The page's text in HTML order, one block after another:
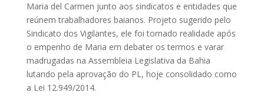
Maria del Carmen junto aos sindicatos e entidades que
reúnem trabalhadores baianos. Projeto sugerido pelo
Sindicato dos Vigilantes, ele foi tornado realidade após
o empenho de Maria em debater os termos e varar
madrugadas na Assembleia Legislativa da Bahia
lutando pela aprovação do PL, hoje consolidado como
a Lei 12.949/2014.